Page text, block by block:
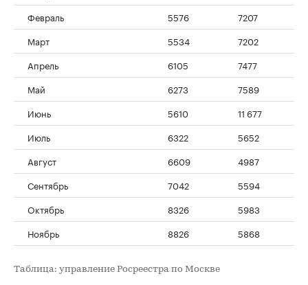
Февраль
5576
7207
Март
5534
7202
Апрель
6105
7477
Май
6273
7589
Июнь
5610
11 677
Июль
6322
5652
Август
6609
4987
Сентябрь
7042
5594
Октябрь
8326
5983
Ноябрь
8826 5868
Таблица: управление Росреестра по Москве